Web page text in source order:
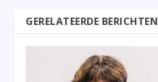
GERELATEERDE BERICHTEN